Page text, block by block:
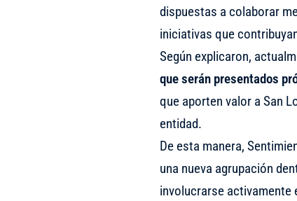
dispuestas a colaborar
iniciativas que
Según explicaron,
que serán presentados
que aporten valor a San
entidad.
De esta manera,
una nueva agrupación
involucrarse activamente